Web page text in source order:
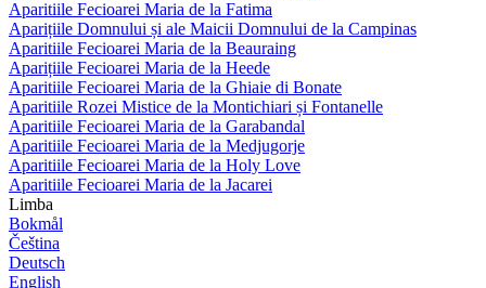
Aparitiile Fecioarei Maria de la Fatima
Aparițiile Domnului și ale Maicii Domnului de la Campinas
Aparitiile Fecioarei Maria de la Beauraing
Aparițiile Fecioarei Maria de la Heede
Aparitiile Fecioarei Maria de la Ghiaie di Bonate
Aparitiile Rozei Mistice de la Montichiari și Fontanelle
Aparitiile Fecioarei Maria de la Garabandal
Aparitiile Fecioarei Maria de la Medjugorje
Aparitiile Fecioarei Maria de la Holy Love
Aparitiile Fecioarei Maria de la Jacarei
Limba
Bokmål
Čeština
Deutsch
English